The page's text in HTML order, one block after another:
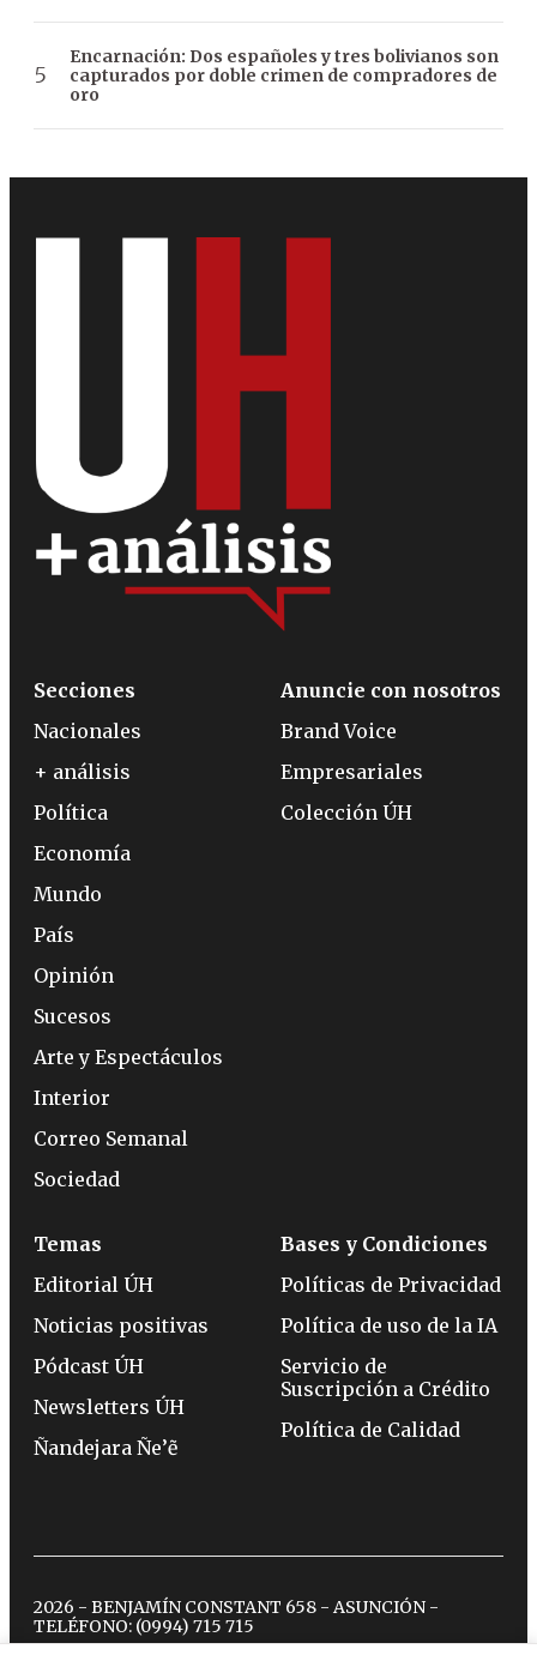
Encarnación: Dos españoles y tres bolivianos son
capturados por doble crimen de compradores de
oro
Secciones
Nacionales
+ análisis
Política
Economía
Mundo
País
Opinión
Sucesos
Arte y Espectáculos
Interior
Correo Semanal
Sociedad
Anuncie con nosotros
Brand Voice
Empresariales
Colección ÚH
Temas
Editorial ÚH
Noticias positivas
Pódcast ÚH
Newsletters ÚH
Ñandejara Ñe’ẽ
Bases y Condiciones
Políticas de Privacidad
Política de uso de la IA
Servicio de
Suscripción a Crédito
Política de Calidad
2026 - BENJAMÍN CONSTANT 658 - ASUNCIÓN -
TELÉFONO: (0994) 715 715